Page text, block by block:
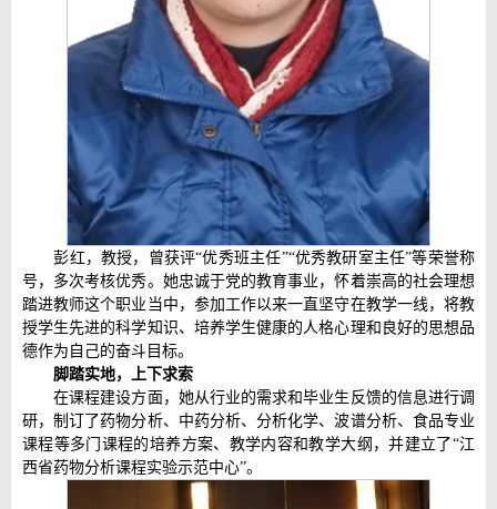
彭红，教授，曾获评“优秀班主任”“优秀教研室主任”等荣誉称
号，多次考核优秀。她忠诚于党的教育事业，怀着崇高的社会理想
踏进教师这个职业当中，参加工作以来一直坚守在教学一线，将教
授学生先进的科学知识、培养学生健康的人格心理和良好的思想品
德作为自己的奋斗目标。
脚踏实地，上下求索
在课程建设方面，她从行业的需求和毕业生反馈的信息进行调
研，制订了药物分析、中药分析、分析化学、波谱分析、食品专业
课程等多门课程的培养方案、教学内容和教学大纲，并建立了“江
西省药物分析课程实验示范中心”。